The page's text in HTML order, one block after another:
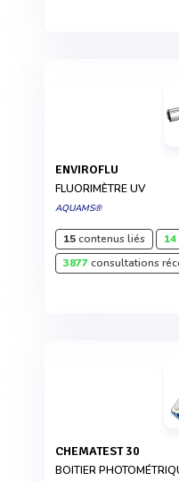
ENVIROFLU
FLUORIMÈTRE UV
AQUAMS®
15contenus liés 14
3877consultations
CHEMATEST 30
BOITIER